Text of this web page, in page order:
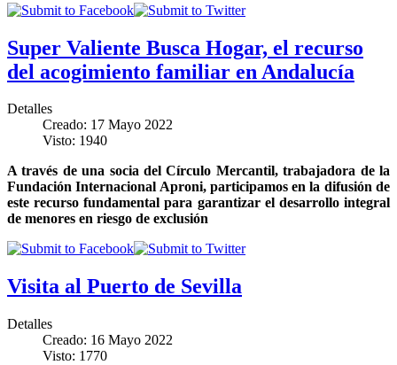
Super Valiente Busca Hogar, el recurso
del acogimiento familiar en Andalucía
Detalles
Creado: 17 Mayo 2022
Visto: 1940
A través de una socia del Círculo Mercantil, trabajadora de la
Fundación Internacional Aproni, participamos en la difusión de
este recurso fundamental para garantizar el desarrollo integral
de menores en riesgo de exclusión
Visita al Puerto de Sevilla
Detalles
Creado: 16 Mayo 2022
Visto: 1770